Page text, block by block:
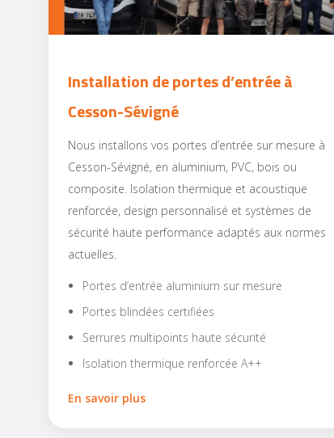
Installation de portes d’entrée à
Cesson-Sévigné
Nous installons vos portes d’entrée sur mesure à
Cesson-Sévigné, en aluminium, PVC, bois ou
composite. Isolation thermique et acoustique
renforcée, design personnalisé et systèmes de
sécurité haute performance adaptés aux normes
actuelles.
Portes d’entrée aluminium sur mesure
Portes blindées certifiées
Serrures multipoints haute sécurité
Isolation thermique renforcée A++
En savoir plus